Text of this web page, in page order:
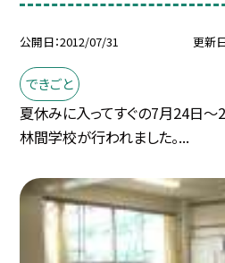
公開日 2012/07/31 更新
できごと
夏休みに入ってすぐの7月24日
林間学校が行われました。...